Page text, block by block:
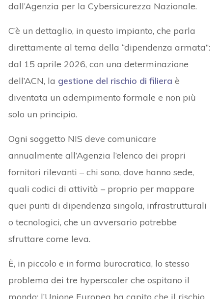
dall’Agenzia per la Cybersicurezza Nazionale.
C’è un dettaglio, in questo impianto, che parla
direttamente al tema della “dipendenza armata”:
dal 15 aprile 2026, con una determinazione
dell’ACN, la gestione del rischio di filiera è
diventata un adempimento formale e non più
solo un principio.
Ogni soggetto NIS deve comunicare
annualmente all’Agenzia l’elenco dei propri
fornitori rilevanti – chi sono, dove hanno sede,
quali codici di attività – proprio per mappare
quei punti di dipendenza singola, infrastrutturali
o tecnologici, che un avversario potrebbe
sfruttare come leva.
È, in piccolo e in forma burocratica, lo stesso
problema dei tre hyperscaler che ospitano il